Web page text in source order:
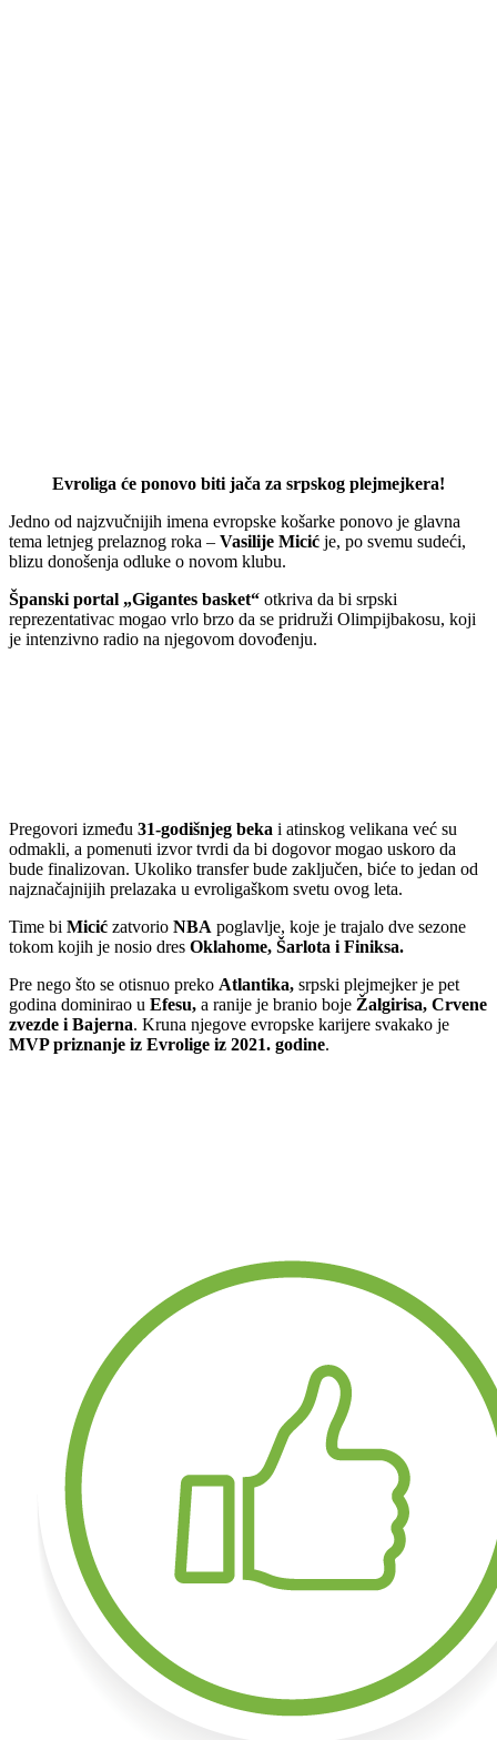
Evroliga će ponovo biti jača za srpskog plejmejkera!
Jedno od najzvučnijih imena evropske košarke ponovo je glavna
tema letnjeg prelaznog roka – Vasilije Micić je, po svemu sudeći,
blizu donošenja odluke o novom klubu.
Španski portal „Gigantes basket“ otkriva da bi srpski
reprezentativac mogao vrlo brzo da se pridruži Olimpijbakosu, koji
je intenzivno radio na njegovom dovođenju.
Pregovori između 31-godišnjeg beka i atinskog velikana već su
odmakli, a pomenuti izvor tvrdi da bi dogovor mogao uskoro da
bude finalizovan. Ukoliko transfer bude zaključen, biće to jedan od
najznačajnijih prelazaka u evroligaškom svetu ovog leta.
Time bi Micić zatvorio NBA poglavlje, koje je trajalo dve sezone
tokom kojih je nosio dres Oklahome, Šarlota i Finiksa.
Pre nego što se otisnuo preko Atlantika, srpski plejmejker je pet
godina dominirao u Efesu, a ranije je branio boje Žalgirisa, Crvene
zvezde i Bajerna. Kruna njegove evropske karijere svakako je
MVP priznanje iz Evrolige iz 2021. godine.